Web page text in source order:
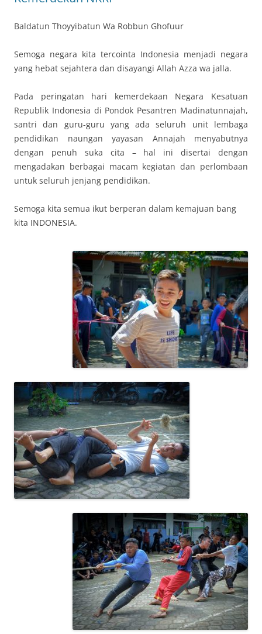
Baldatun Thoyyibatun Wa Robbun Ghofuur
Semoga negara kita tercointa Indonesia menjadi negara
yang hebat sejahtera dan disayangi Allah Azza wa jalla.
Pada peringatan hari kemerdekaan Negara Kesatuan
Republik Indonesia di Pondok Pesantren Madinatunnajah,
santri dan guru-guru yang ada seluruh unit lembaga
pendidikan naungan yayasan Annajah menyabutnya
dengan penuh suka cita – hal ini disertai dengan
mengadakan berbagai macam kegiatan dan perlombaan
untuk seluruh jenjang pendidikan.
Semoga kita semua ikut berperan dalam kemajuan bang
kita INDONESIA.